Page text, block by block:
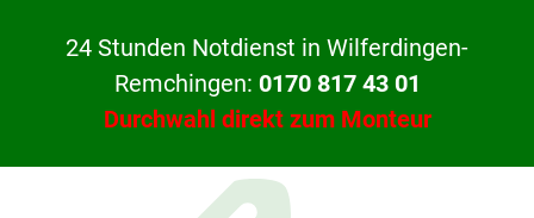
24 Stunden Notdienst in Wilferdingen-
Remchingen: 0170 817 43 01
Durchwahl direkt zum Monteur